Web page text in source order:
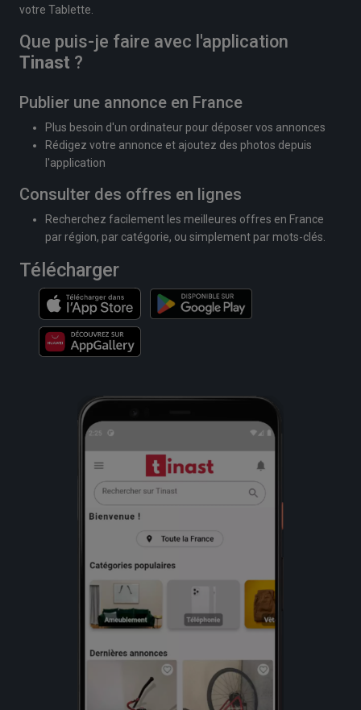
votre Tablette.
Que puis-je faire avec l'application
Tinast ?
Publier une annonce en France
Plus besoin d'un ordinateur pour déposer vos annonces
Rédigez votre annonce et ajoutez des photos depuis
l'application
Consulter des offres en lignes
Recherchez facilement les meilleures offres en France
par région, par catégorie, ou simplement par mots-clés.
Télécharger